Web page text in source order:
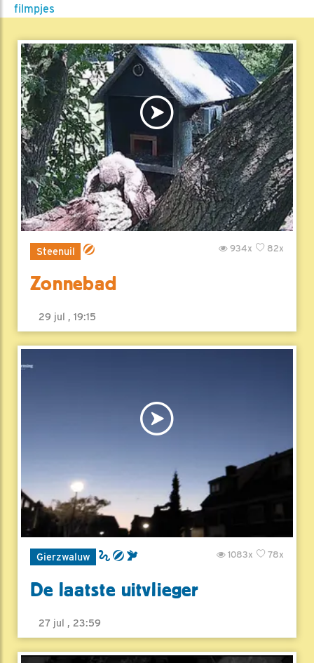
filmpjes
Steenuil 82x
934x
Zonnebad
29 jul , 19:15
Gierzwaluw 78x
1083x
De laatste uitvlieger
27 jul , 23:59